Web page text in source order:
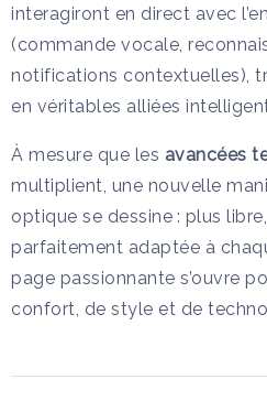
interagiront en direct avec
(commande vocale,
notifications contextuelles),
en véritables alliées
À mesure que les avancées
multiplient, une nouvelle
optique se dessine : plus
parfaitement adaptée à
page passionnante s’ouvre
confort, de style et de